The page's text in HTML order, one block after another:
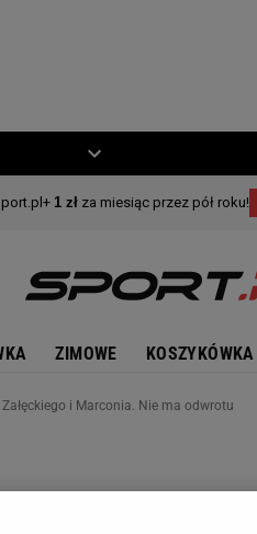
ZIMOWE KOSZYKÓWKA
i Marconia. Nie ma odwrotu